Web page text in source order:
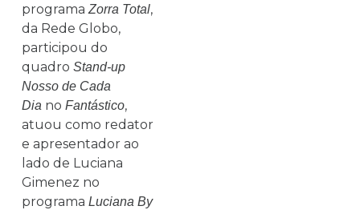
programaZorra Total,
da Rede Globo,
participou do
quadro Stand-up
Nosso de Cada
Diano Fantástico,
atuou como redator
e apresentador ao
lado de Luciana
Gimenez no
programa Luciana By